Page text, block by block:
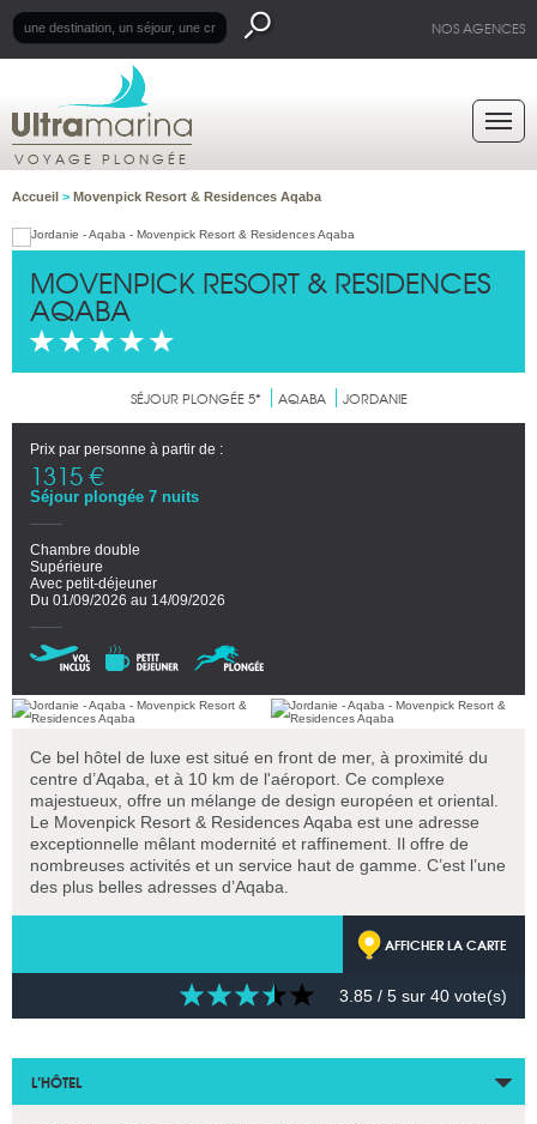
NOS AGENCES
VOYAGE PLONGÉE
Accueil > Movenpick Resort & Residences Aqaba
MOVENPICK RESORT & RESIDENCES
AQABA
SÉJOUR PLONGÉE 5* AQABA JORDANIE
Prix par personne à partir de :
1315 €
Séjour plongée 7 nuits
Chambre double
Supérieure
Avec petit-déjeuner
Du 01/09/2026 au 14/09/2026
Ce bel hôtel de luxe est situé en front de mer, à proximité du
centre d’Aqaba, et à 10 km de l'aéroport. Ce complexe
majestueux, offre un mélange de design européen et oriental.
Le Movenpick Resort & Residences Aqaba est une adresse
exceptionnelle mêlant modernité et raffinement. Il offre de
nombreuses activités et un service haut de gamme. C’est l’une
des plus belles adresses d’Aqaba.
AFFICHER LA CARTE
3.85 / 5 sur 40 vote(s)
L’HÔTEL